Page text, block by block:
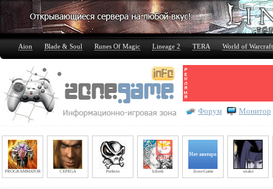
Aion Blade & Soul Runes Of Magic Lineage 2 TERA World of Warcraft
Форум Монитор
PROGRAMMATOR CEPEGA Perfecto kiberk Zone-Game snake